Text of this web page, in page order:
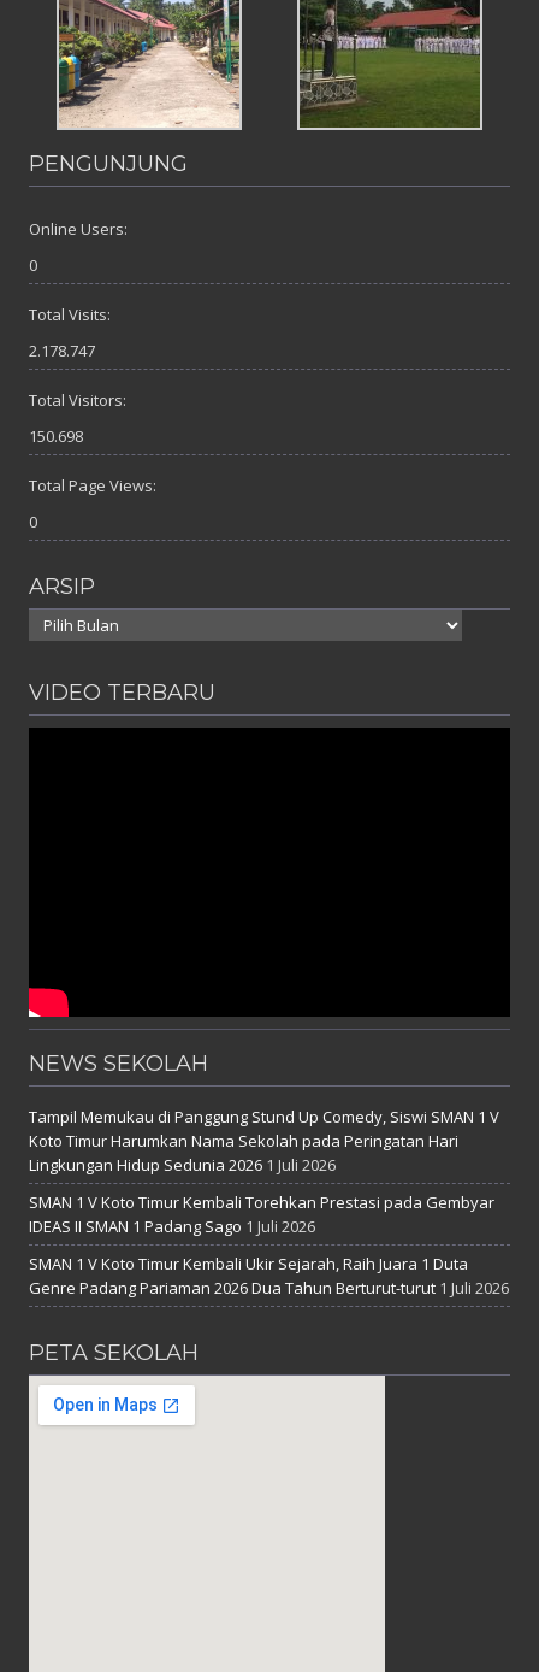
PENGUNJUNG
Online Users:
0
Total Visits:
2.178.747
Total Visitors:
150.698
Total Page Views:
0
ARSIP
Arsip
VIDEO TERBARU
NEWS SEKOLAH
Tampil Memukau di Panggung Stund Up Comedy, Siswi SMAN 1 V
Koto Timur Harumkan Nama Sekolah pada Peringatan Hari
Lingkungan Hidup Sedunia 2026 1 Juli 2026
SMAN 1 V Koto Timur Kembali Torehkan Prestasi pada Gembyar
IDEAS II SMAN 1 Padang Sago 1 Juli 2026
SMAN 1 V Koto Timur Kembali Ukir Sejarah, Raih Juara 1 Duta
Genre Padang Pariaman 2026 Dua Tahun Berturut-turut 1 Juli 2026
PETA SEKOLAH